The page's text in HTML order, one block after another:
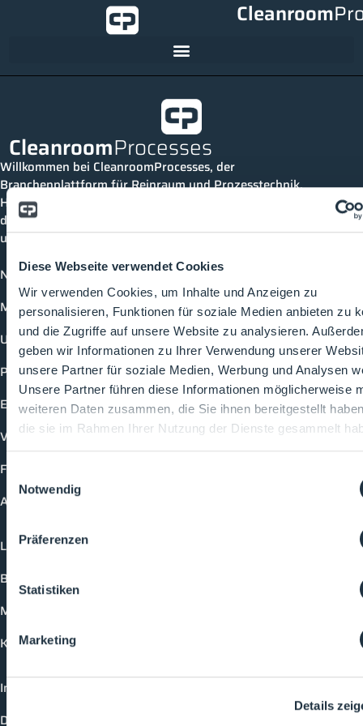
Diese Webseite verwendet Cookies
Wir verwenden Cookies, um Inhalte und Anzeigen zu
personalisieren, Funktionen für soziale Medien anbieten zu
und die Zugriffe auf unsere Website zu analysieren.
geben wir Informationen zu Ihrer Verwendung unserer
unsere Partner für soziale Medien, Werbung und Analysen
Unsere Partner führen diese Informationen möglicherweise
weiteren Daten zusammen, die Sie ihnen bereitgestellt
die sie im Rahmen Ihrer Nutzung der Dienste gesammelt
Einwilligungsauswahl
Notwendig
Präferenzen
Statistiken
Marketing
Details
Cleanroom
CleanroomProcesses
Willkommen bei CleanroomProcesses, der
Branchenplattform für Reinraum und Prozesstechnik.
Hier bleibst du immer auf dem neuesten Stand, kannst
dich mit anderen verknüpfen und alle relevanten Themen
und Events der Branche entdecken.
News
Mediathek
Unternehmen
Produkte
Events
Vorträge
Future-Faces
Academy
Login
Buchungsmöglichkeiten
Medienformate
Kontakt
Impressum
Datenschutzerklärung